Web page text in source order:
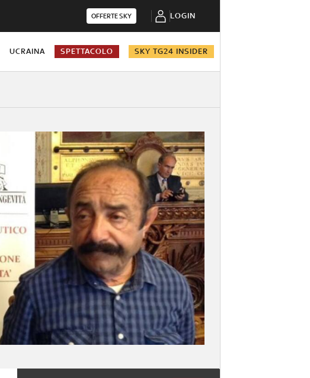
OFFERTE SKY LOGIN
UCRAINA SPETTACOLO SKY TG24 INSIDER